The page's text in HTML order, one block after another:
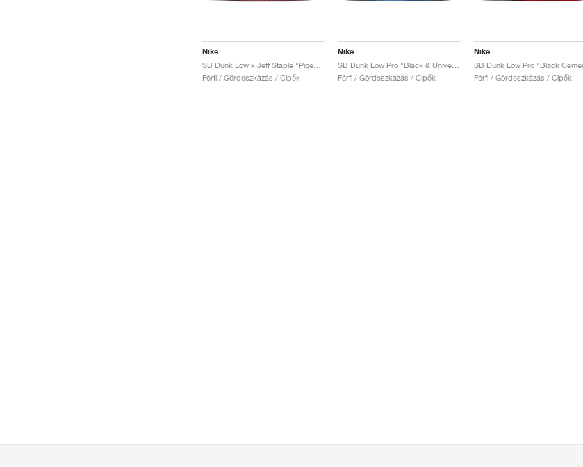
Nike
SB Dunk Low x Jeff Staple "Pigeon"
Férfi / Gördeszkázás / Cipők
Nike
Férfi / Gördeszkázás / Cipők
Nike
SB Dunk Low Pro "Black
Férfi / Gördeszkázás / Cipők